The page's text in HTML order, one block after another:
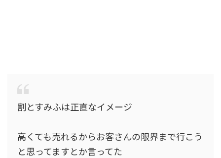
割とすみふは正直なイメージ
高くても売れるからお客さんの限界まで行こう
と思ってますとか言ってた